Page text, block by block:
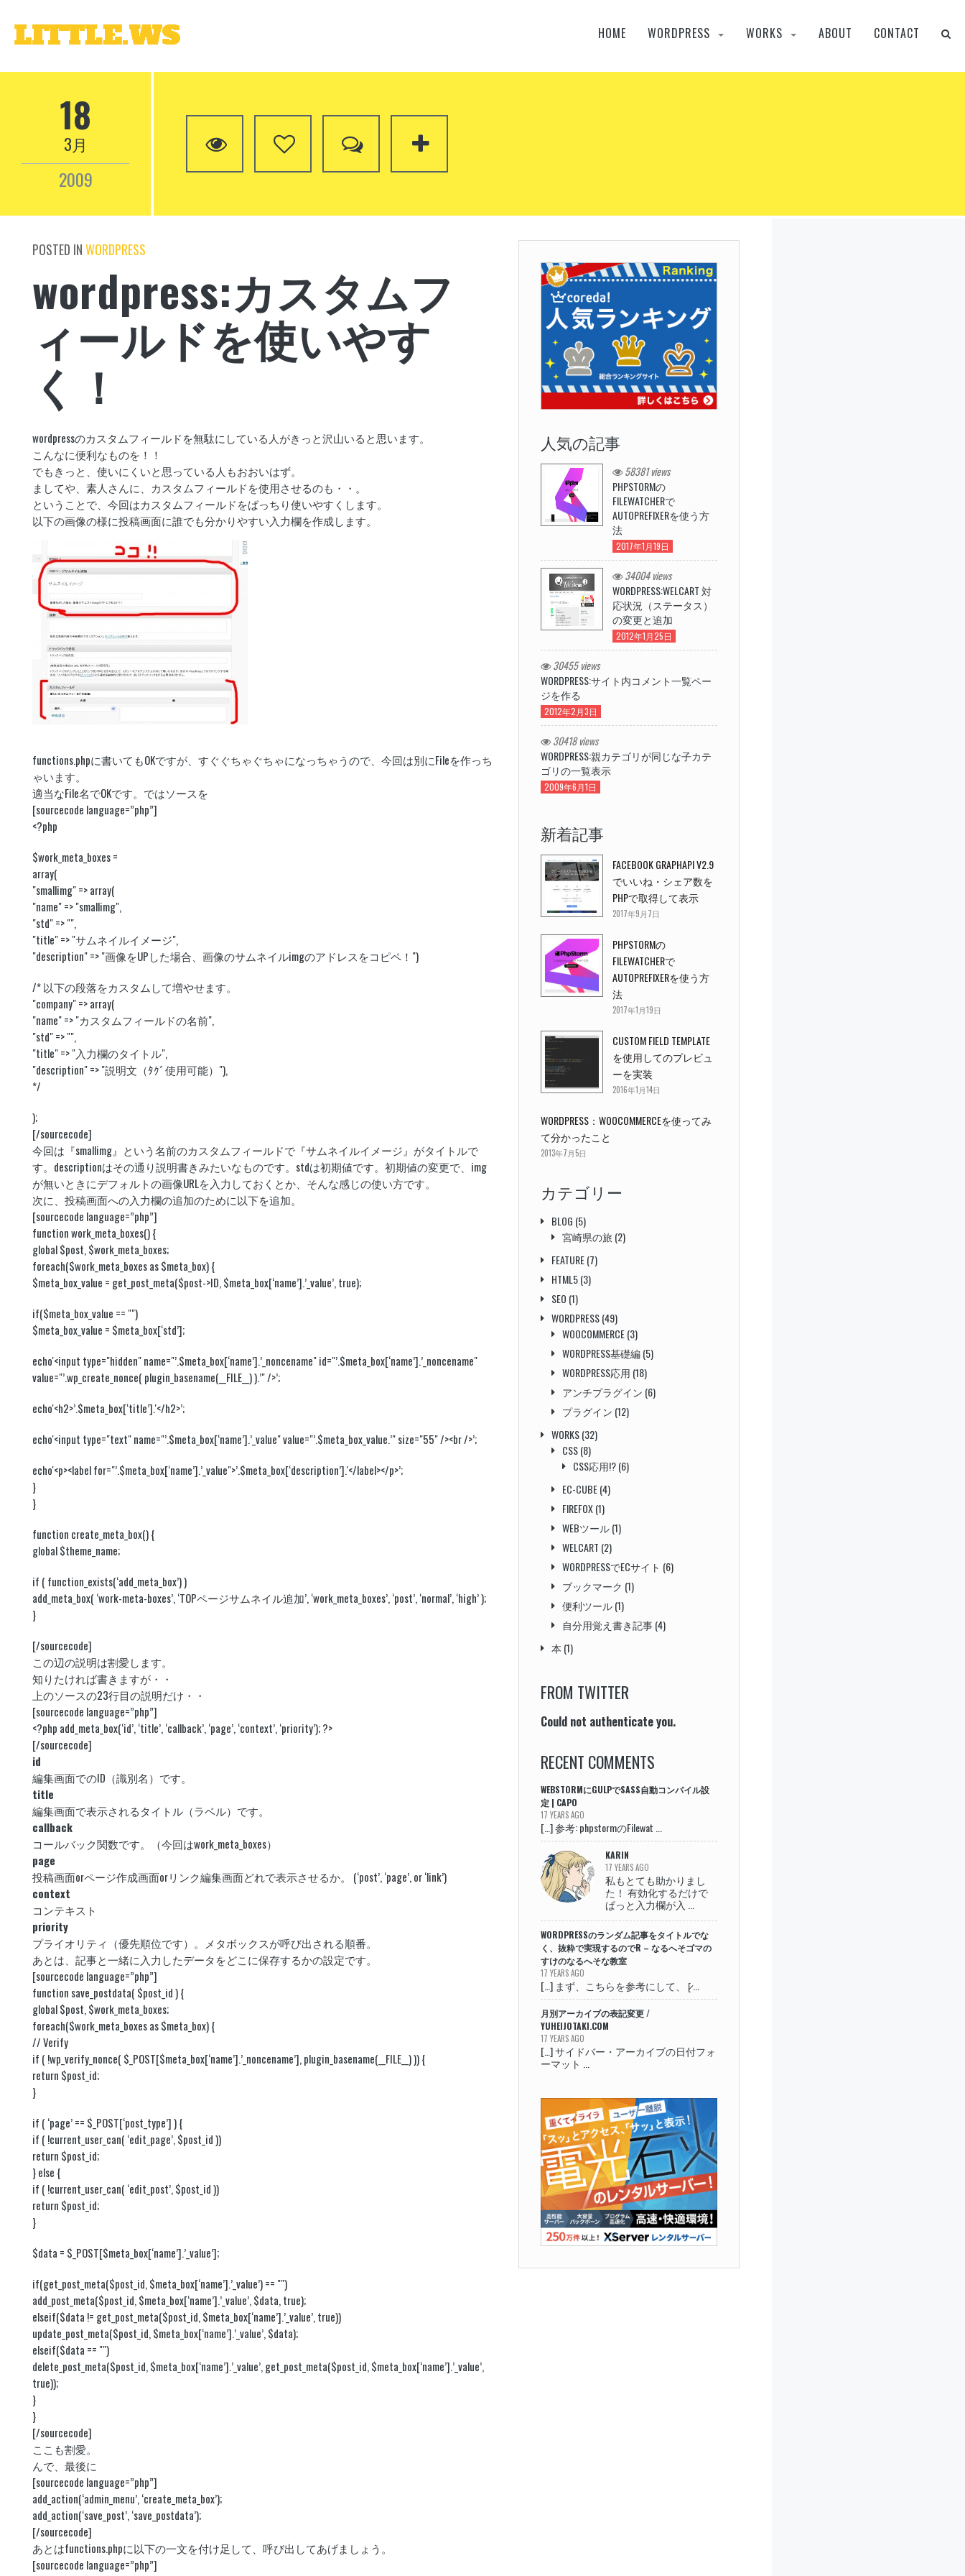
HOME WORDPRESS WORKS ABOUT CONTACT
18
3月
2009
POSTED INWORDPRESS
wordpress:カスタムフ
ィールドを使いやす
く！
wordpressのカスタムフィールドを無駄にしている人がきっと沢山いると思います。
こんなに便利なものを！！
でもきっと、使いにくいと思っている人もおおいはず。
ましてや、素人さんに、カスタムフィールドを使用させるのも・・。
ということで、今回はカスタムフィールドをばっちり使いやすくします。
以下の画像の様に投稿画面に誰でも分かりやすい入力欄を作成します。
functions.phpに書いてもOKですが、すぐぐちゃぐちゃになっちゃうので、今回は別にFileを作っち
ゃいます。
適当なFile名でOKです。ではソースを
[sourcecode language=”php”]
<?php
$work_meta_boxes =
array(
"smallimg" => array(
"name" => "smallimg",
"std" => "",
"title" => "サムネイルイメージ",
"description" => "画像をUPした場合、画像のサムネイルimgのアドレスをコピペ！")
/* 以下の段落をカスタムして増やせます。
"company" => array(
"name" => "カスタムフィールドの名前",
"std" => "",
"title" => "入力欄のタイトル",
"description" => "説明文（ﾀｸﾞ使用可能）"),
*/
);
[/sourcecode]
今回は『smallimg』という名前のカスタムフィールドで『サムネイルイメージ』がタイトルで
す。descriptionはその通り説明書きみたいなものです。stdは初期値です。初期値の変更で、img
が無いときにデフォルトの画像URLを入力しておくとか、そんな感じの使い方です。
次に、投稿画面への入力欄の追加のために以下を追加。
[sourcecode language=”php”]
function work_meta_boxes() {
global $post, $work_meta_boxes;
foreach($work_meta_boxes as $meta_box) {
$meta_box_value = get_post_meta($post->ID, $meta_box[‘name’].’_value’, true);
if($meta_box_value == "")
$meta_box_value = $meta_box[‘std’];
echo'<input type="hidden" name="’.$meta_box[‘name’].’_noncename" id="’.$meta_box[‘name’].’_noncename"
value="’.wp_create_nonce( plugin_basename(__FILE__) ).’" />’;
echo'<h2>’.$meta_box[‘title’].'</h2>’;
echo'<input type="text" name="’.$meta_box[‘name’].’_value" value="’.$meta_box_value.’" size="55" /><br />’;
echo'<p><label for="’.$meta_box[‘name’].’_value">’.$meta_box[‘description’].'</label></p>’;
}
}
function create_meta_box() {
global $theme_name;
if ( function_exists(‘add_meta_box’) )
add_meta_box( ‘work-meta-boxes’, ‘TOPページサムネイル追加’, ‘work_meta_boxes’, ‘post’, ‘normal’, ‘high’ );
}
[/sourcecode]
この辺の説明は割愛します。
知りたければ書きますが・・
上のソースの23行目の説明だけ・・
[sourcecode language=”php”]
<?php add_meta_box(‘id’, ‘title’, ‘callback’, ‘page’, ‘context’, ‘priority’); ?>
[/sourcecode]
id
編集画面でのID（識別名）です。
title
編集画面で表示されるタイトル（ラベル）です。
callback
コールバック関数です。（今回はwork_meta_boxes）
page
投稿画面orページ作成画面orリンク編集画面どれで表示させるか。 (‘post’, ‘page’, or ‘link’)
context
コンテキスト
priority
プライオリティ（優先順位です）。メタボックスが呼び出される順番。
あとは、記事と一緒に入力したデータをどこに保存するかの設定です。
[sourcecode language=”php”]
function save_postdata( $post_id ) {
global $post, $work_meta_boxes;
foreach($work_meta_boxes as $meta_box) {
// Verify
if ( !wp_verify_nonce( $_POST[$meta_box[‘name’].’_noncename’], plugin_basename(__FILE__) )) {
return $post_id;
}
if ( ‘page’ == $_POST[‘post_type’] ) {
if ( !current_user_can( ‘edit_page’, $post_id ))
return $post_id;
} else {
if ( !current_user_can( ‘edit_post’, $post_id ))
return $post_id;
}
$data = $_POST[$meta_box[‘name’].’_value’];
if(get_post_meta($post_id, $meta_box[‘name’].’_value’) == "")
add_post_meta($post_id, $meta_box[‘name’].’_value’, $data, true);
elseif($data != get_post_meta($post_id, $meta_box[‘name’].’_value’, true))
update_post_meta($post_id, $meta_box[‘name’].’_value’, $data);
elseif($data == "")
delete_post_meta($post_id, $meta_box[‘name’].’_value’, get_post_meta($post_id, $meta_box[‘name’].’_value’,
true));
}
}
[/sourcecode]
ここも割愛。
んで、最後に
[sourcecode language=”php”]
add_action(‘admin_menu’, ‘create_meta_box’);
add_action(‘save_post’, ‘save_postdata’);
[/sourcecode]
あとはfunctions.phpに以下の一文を付け足して、呼び出してあげましょう。
[sourcecode language=”php”]
人気の記事
58381 views
PHPSTORMの
FILEWATCHERで
AUTOPREFIXERを使う方
法
2017年1月19日
34004 views
WORDPRESS:WELCART 対
応状況（ステータス）
の変更と追加
2012年1月25日
30455 views
WORDPRESS:サイト内コメント一覧ペー
ジを作る
2012年2月3日
30418 views
WORDPRESS:親カテゴリが同じな子カテ
ゴリの一覧表示
2009年6月1日
新着記事
FACEBOOK GRAPHAPI V2.9
でいいね・シェア数を
PHPで取得して表示
2017年9月7日
PHPSTORMの
FILEWATCHERで
AUTOPREFIXERを使う方
法
2017年1月19日
CUSTOM FIELD TEMPLATE
を使用してのプレビュ
ーを実装
2016年1月14日
WORDPRESS：WOOCOMMERCEを使ってみ
て分かったこと
2013年7月5日
カテゴリー
BLOG (5)
宮崎県の旅 (2)
FEATURE(7)
HTML5(3)
SEO (1)
WORDPRESS(49)
WOOCOMMERCE(3)
WORDPRESS基礎編(5)
WORDPRESS応用 (18)
アンチプラグイン (6)
プラグイン (12)
WORKS(32)
CSS(8)
CSS応用!?(6)
EC-CUBE(4)
FIREFOX(1)
WEBツール(1)
WELCART (2)
WORDPRESSでECサイト (6)
ブックマーク (1)
便利ツール(1)
自分用覚え書き記事(4)
本 (1)
FROM TWITTER
Could not authenticate you.
RECENT COMMENTS
WEBSTORMにGULPでSASS自動コンパイル設
定 | CAPO
17 YEARS AGO
[…] 参考: phpstormのFilewat ...
KARIN
17 YEARS AGO
私もとても助かりまし
た！ 有効化するだけで
ぱっと入力欄が入 ...
WORDPRESSのランダム記事をタイトルでな
く、抜粋で実現するのでR – なるへそゴマの
すけのなるへそな教室
17 YEARS AGO
[…] まず、こちらを参考にして、 [̷ ...
月別アーカイブの表記変更 /
YUHEIJOTAKI.COM
17 YEARS AGO
[…] サイドバー・アーカイブの日付フォ
ーマット ...